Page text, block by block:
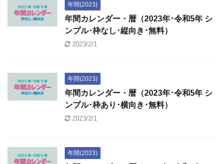
年間(2023)
年間カレンダー・暦（2023年･令和5年 シ
ンプル･枠なし･縦向き･無料）
2023/2/1
年間(2023)
年間カレンダー・暦（2023年･令和5年 シ
ンプル･枠あり･横向き･無料）
2023/2/1
年間(2023)